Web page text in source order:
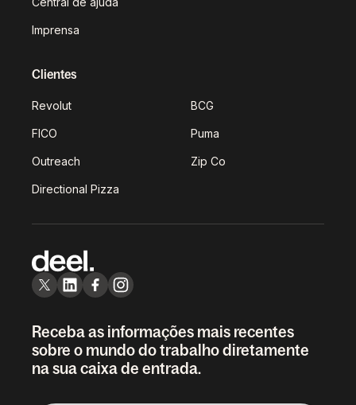
Imprensa
Clientes
Revolut BCG
FICO Puma
Outreach Zip Co
Directional Pizza
Receba as informações mais recentes
sobre o mundo do trabalho diretamente
na sua caixa de entrada.